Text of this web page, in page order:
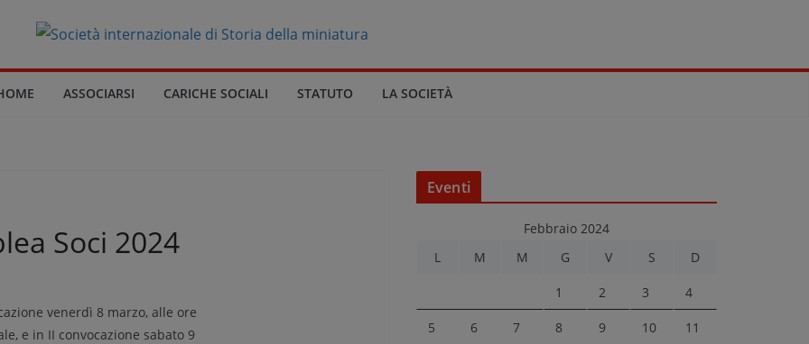
ASSOCIARSI CARICHE SOCIALI STATUTO LA SOCIETÀ
Soci 2024
venerdì 8 marzo, alle ore
e in II convocazione sabato 9
Eventi
Febbraio 2024
L
M M G V S D
1 2 3 4
5 6 7 8 9 10 11